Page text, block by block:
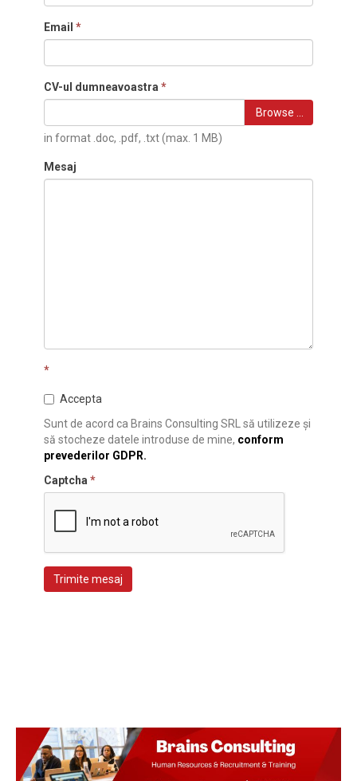
Email *
CV-ul dumneavoastra *
Browse …
in format .doc, .pdf, .txt (max. 1 MB)
Mesaj
*
Accepta
Sunt de acord ca Brains Consulting SRL să utilizeze și
să stocheze datele introduse de mine, conform
prevederilor GDPR.
Captcha *
Trimite mesaj